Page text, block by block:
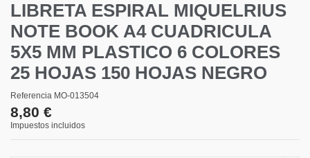
LIBRETA ESPIRAL MIQUELRIUS
NOTE BOOK A4 CUADRICULA
5X5 MM PLASTICO 6 COLORES
25 HOJAS 150 HOJAS NEGRO
Referencia MO-013504
8,80 €
Impuestos incluidos